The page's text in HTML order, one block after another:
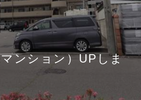
閲覧履歴
ンション）UPしま